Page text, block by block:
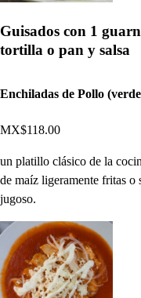
Guisados con 1
tortilla o pan y salsa
Enchiladas de Pollo
MX$118.00
un platillo clásico de la
de maíz ligeramente fritas o
jugoso.